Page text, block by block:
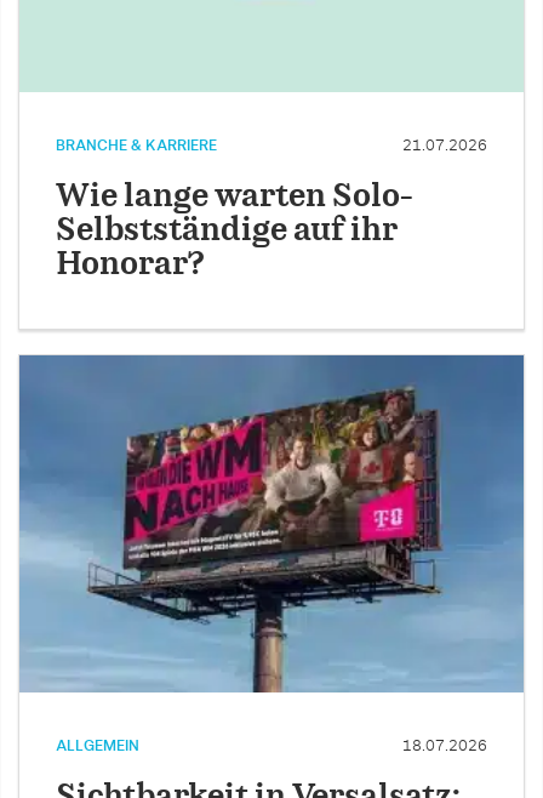
BRANCHE & KARRIERE 21.07.2026
Wie lange warten Solo-
Selbstständige auf ihr
Honorar?
ALLGEMEIN 18.07.2026